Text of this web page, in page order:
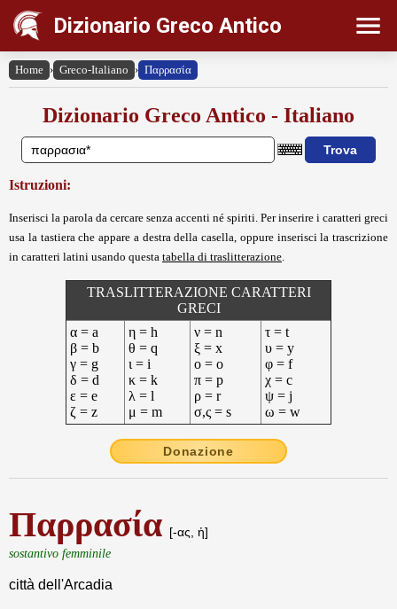
Dizionario Greco Antico
Home › Greco-Italiano › Παρρασία
Dizionario Greco Antico - Italiano
Istruzioni:
Inserisci la parola da cercare senza accenti né spiriti. Per inserire i caratteri greci
usa la tastiera che appare a destra della casella, oppure inserisci la trascrizione
in caratteri latini usando questa tabella di traslitterazione
TRASLITTERAZIONE CARATTERI
GRECI
α = a
β = b
γ = g
δ = d
ε = e
ζ = z
η = h
θ = q
ι = i
κ = k
λ = l
μ = m
ν = n
ξ = x
ο = o
π = p
ρ = r
σ,ς = s
τ = t
υ = y
φ = f
χ = c
ψ = j
ω = w
Donazione
Παρρασία [-ας, ἡ]
sostantivo femminile
città dell'Arcadia